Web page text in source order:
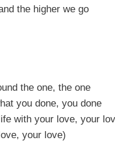
the higher we go
the one, the one
you done, you done
with your love, your
your love)